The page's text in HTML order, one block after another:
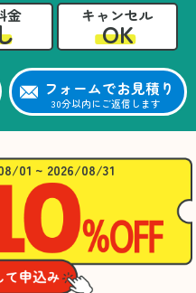
金 キャンセル
OK
フォームでお見積り
30分以内にご返信します
01 ~ 2026/08/31